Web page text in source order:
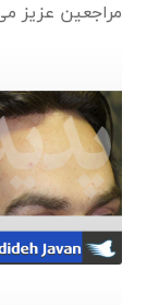
مراجعین عزیز